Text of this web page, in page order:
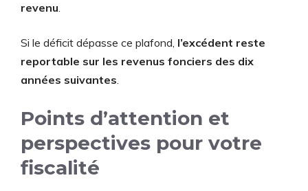
revenu.
Si le déficit dépasse ce plafond, l’excédent reste
reportable sur les revenus fonciers des dix
années suivantes.
Points d’attention et
perspectives pour votre
fiscalité